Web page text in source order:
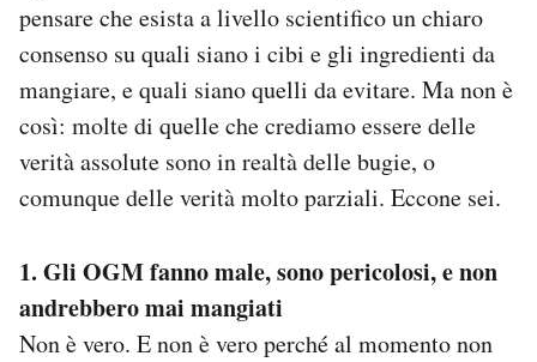
pensare che esista a livello scientifico un chiaro
consenso su quali siano i cibi e gli ingredienti da
mangiare, e quali siano quelli da evitare. Ma non è
così: molte di quelle che crediamo essere delle
verità assolute sono in realtà delle bugie, o
comunque delle verità molto parziali. Eccone sei.
1. Gli OGM fanno male, sono pericolosi, e non
andrebbero mai mangiati
Non è vero. E non è vero perché al momento non